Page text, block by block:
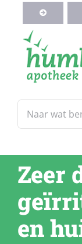
inhoud
naar:
Webshop
Blog
Diensten
Zeer
en